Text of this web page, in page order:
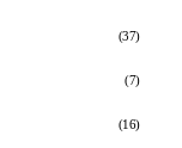
(37)
(7)
(16)